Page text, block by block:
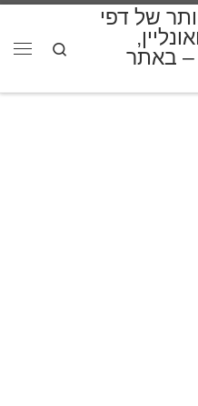
של דפי
– באתר
Search